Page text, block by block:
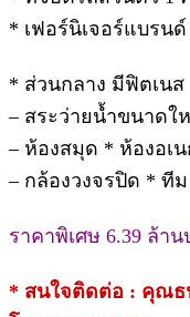
* เฟอร์นิเจอร์แบรน
* ส่วนกลาง มีฟิตเนส
– สระว่ายน้ำขนาดใ
– ห้องสมุด * ห้องอเ
– กล้องวงจรปิด * ที
ราคาพิเศษ 6.39 ล้าน
* สนใจติดต่อ : คุณธ